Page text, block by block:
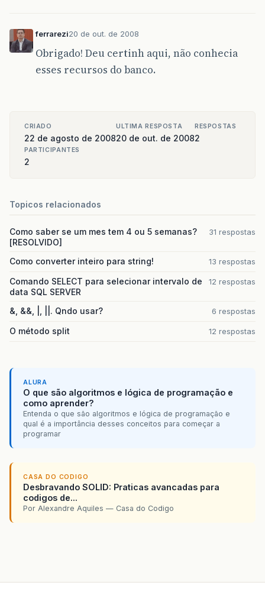
ferrarezi20 de out. de 2008
Obrigado! Deu certinh aqui, não conhecia
esses recursos do banco.
CRIADO
22 de agosto de 2008
ULTIMA RESPOSTA
20 de out. de 2008
RESPOSTAS
2
PARTICIPANTES
2
Topicos relacionados
Como saber se um mes tem 4 ou 5 semanas?
[RESOLVIDO]
31 respostas
Como converter inteiro para string! 13 respostas
Comando SELECT para selecionar intervalo de
data SQL SERVER
12 respostas
&, &&, |, ||. Qndo usar? 6 respostas
O método split 12 respostas
ALURA
O que são algoritmos e lógica de programação e
como aprender?
Entenda o que são algoritmos e lógica de programação e
qual é a importância desses conceitos para começar a
programar
CASA DO CODIGO
Desbravando SOLID: Praticas avancadas para
codigos de...
Por Alexandre Aquiles — Casa do Codigo